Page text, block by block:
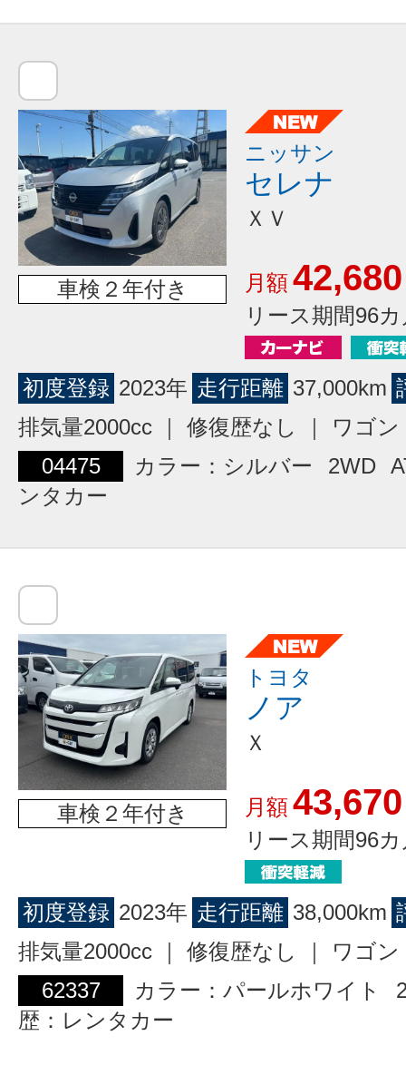
車検２年付き
ニッサン
セレナ
ＸＶ
月額42,680
リース期間96
初度登録 2023年 走行距離 37,000km
排気量2000cc ｜ 修復歴なし ｜ ワゴ
04475
カラー：シルバー 2WD
ンタカー
車検２年付き
トヨタ
ノア
Ｘ
月額43,670
リース期間96
初度登録 2023年 走行距離 38,000km
排気量2000cc ｜ 修復歴なし ｜ ワゴ
62337
カラー：パールホワイト
歴：レンタカー